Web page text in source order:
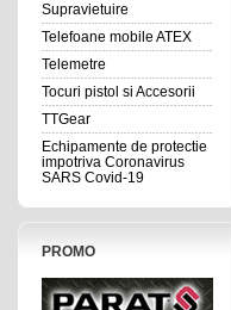
Supravietuire
Telefoane mobile ATEX
Telemetre
Tocuri pistol si Accesorii
TTGear
Echipamente de protectie
impotriva Coronavirus
SARS Covid-19
PROMO